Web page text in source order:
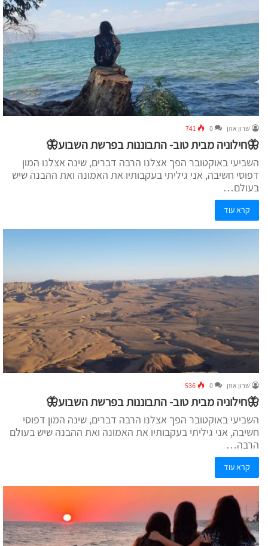
שרון אוזן 0
741
🦋חילוניה מבית טוב- התבוננות בפרשת השבוע🦋
השביעי באוקטובר הפך אצלנו הרבה דברים, שינה אצלנו המון
דפוסי חשיבה, אני גיליתי בעקבותיו את האמונה ואת ההבנה שיש
בעולם…
קרא עוד
שרון אוזן 0
536
🦋חילוניה מבית טוב- התבוננות בפרשת השבוע🦋
השביעי באוקטובר הפך אצלנו הרבה דברים, שינה המון דפוסי
חשיבה, אני גיליתי בעקבותיו את האמונה ואת ההבנה שיש בעולם
הרבה…
קרא עוד